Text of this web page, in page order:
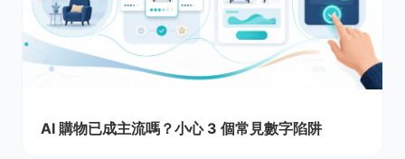
AI 購物已成主流嗎？小心 3 個常見數字陷阱